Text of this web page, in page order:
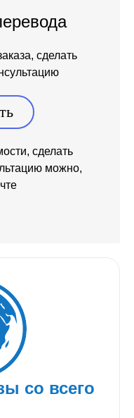
со всего
сделать
сделать
можно,